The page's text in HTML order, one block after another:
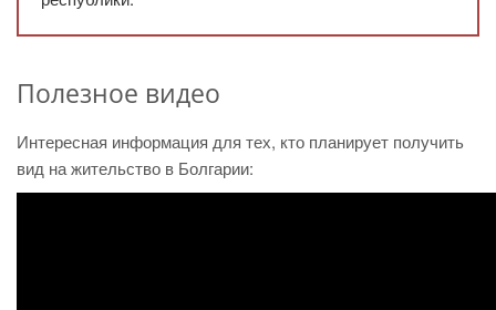
Полезное видео
Интересная информация для тех, кто планирует получить
вид на жительство в Болгарии: